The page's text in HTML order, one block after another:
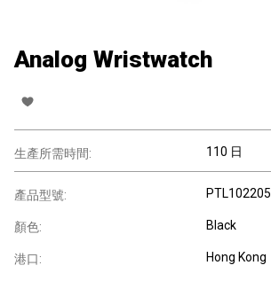
Analog Wristwatch
生產所需時間: 110 日
產品型號: PTL102205
顏色: Black
港口: Hong Kong